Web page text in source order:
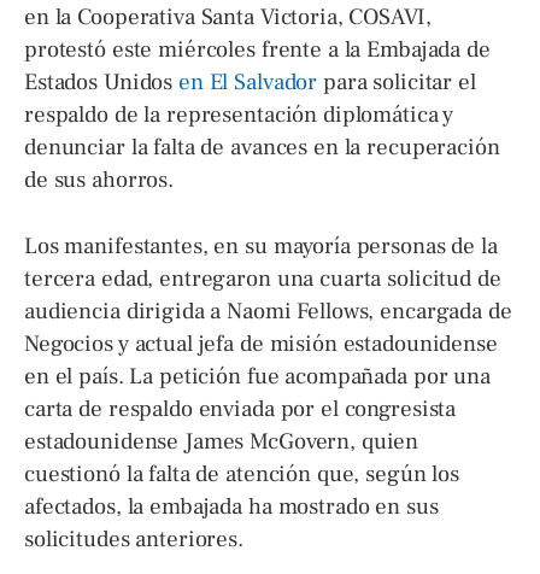
en la Cooperativa Santa Victoria, COSAVI,
protestó este miércoles frente a la Embajada de
Estados Unidos en El Salvador para solicitar el
respaldo de la representación diplomática y
denunciar la falta de avances en la recuperación
de sus ahorros.
Los manifestantes, en su mayoría personas de la
tercera edad, entregaron una cuarta solicitud de
audiencia dirigida a Naomi Fellows, encargada de
Negocios y actual jefa de misión estadounidense
en el país. La petición fue acompañada por una
carta de respaldo enviada por el congresista
estadounidense James McGovern, quien
cuestionó la falta de atención que, según los
afectados, la embajada ha mostrado en sus
solicitudes anteriores.